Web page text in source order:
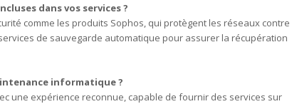
dans vos services ?
comme les produits Sophos, qui protègent les réseaux contre
de sauvegarde automatique pour assurer la récupération
informatique ?
une expérience reconnue, capable de fournir des services sur